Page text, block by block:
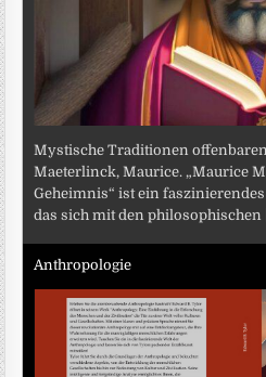
Mystische Traditionen
Maeterlinck, Maurice. „Maurice
Geheimnis“ ist ein
das sich mit den philosophischen
Anthropologie